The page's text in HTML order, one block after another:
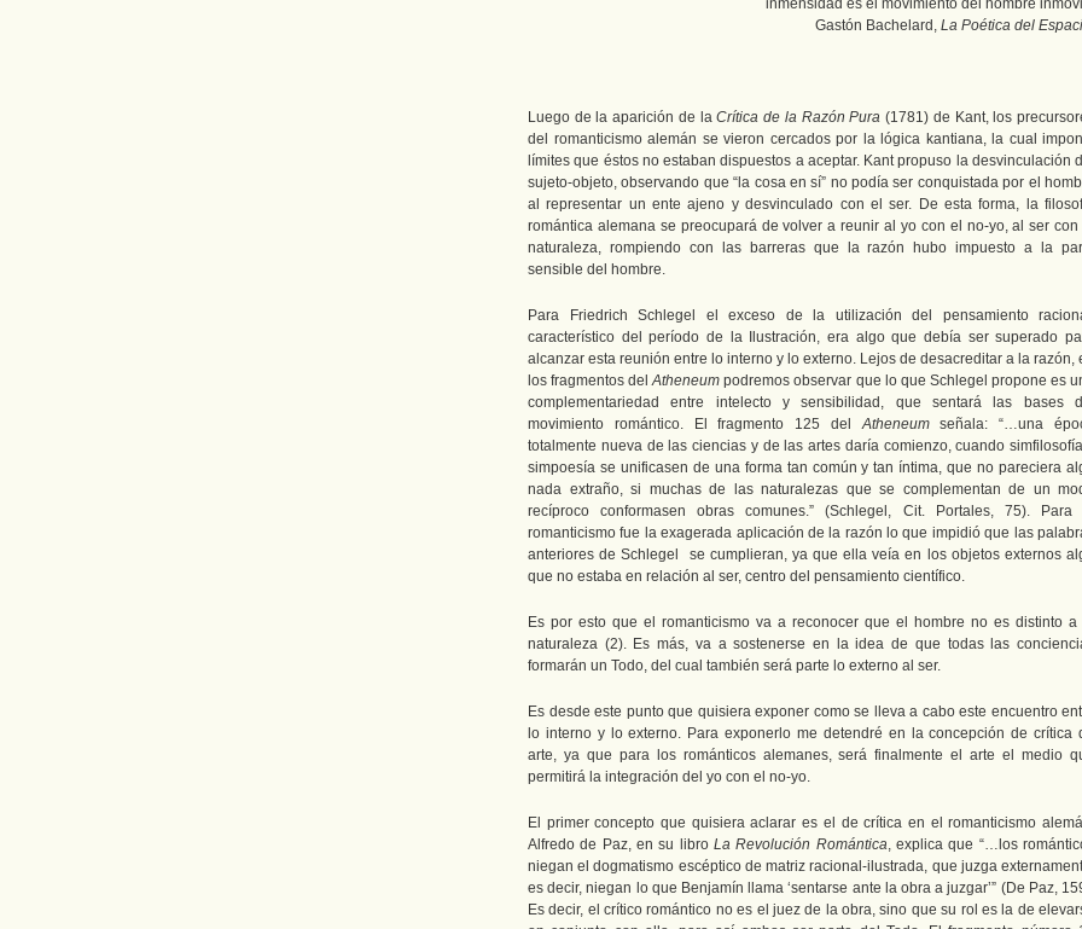
inmensidad es el movimiento del hombre
Gastón Bachelard, La Poética del
Luego de la aparición de laCrítica de la Razón Pura(1781) de Kant, los
del romanticismo alemán se vieron cercados por la lógica kantiana, la cual
límites que éstos no estaban dispuestos a aceptar. Kant propuso la desvinculación
sujeto-objeto, observando que “la cosa en sí” no podía ser conquistada por el
al representar un ente ajeno y desvinculado con el ser. De esta forma, la
romántica alemana se preocupará de volver a reunir al yo con el no-yo, al ser con
naturaleza, rompiendo con las barreras que la razón hubo impuesto a la
sensible del hombre.
Para Friedrich Schlegel el exceso de la utilización del pensamiento
característico del período de la Ilustración, era algo que debía ser superado
alcanzar esta reunión entre lo interno y lo externo. Lejos de desacreditar a la razón,
los fragmentos delAtheneum podremos observar que lo que Schlegel propone es
complementariedad entre intelecto y sensibilidad, que sentará las bases
movimiento romántico. El fragmento 125 delAtheneumseñala: “…una
totalmente nueva de las ciencias y de las artes daría comienzo, cuando
simpoesía se unificasen de una forma tan común y tan íntima, que no pareciera
nada extraño, si muchas de las naturalezas que se complementan de un
recíproco conformasen obras comunes.” (Schlegel, Cit. Portales, 75). Para
romanticismo fue la exagerada aplicación de la razón lo que impidió que las
anteriores de Schlegel se cumplieran, ya que ella veía en los objetos externos
que no estaba en relación al ser, centro del pensamiento científico.
Es por esto que el romanticismo va a reconocer que el hombre no es distinto a
naturaleza (2). Es más, va a sostenerse en la idea de que todas las
formarán un Todo, del cual también será parte lo externo al ser.
Es desde este punto que quisiera exponer como se lleva a cabo este encuentro
lo interno y lo externo. Para exponerlo me detendré en la concepción de crítica
arte, ya que para los románticos alemanes, será finalmente el arte el medio
permitirá la integración del yo con el no-yo.
El primer concepto que quisiera aclarar es el de crítica en el romanticismo
Alfredo de Paz, en su libro La Revolución Romántica, explica que “…los
niegan el dogmatismo escéptico de matriz racional-ilustrada, que juzga
es decir, niegan lo que Benjamín llama ‘sentarse ante la obra a juzgar’” (De Paz,
Es decir, el crítico romántico no es el juez de la obra, sino que su rol es la de